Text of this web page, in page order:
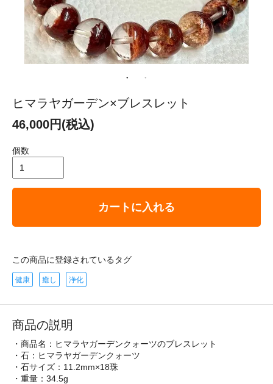
ヒマラヤガーデン×ブレスレット
46,000円(税込)
個数
カートに入れる
この商品に登録されているタグ
健康 癒し 浄化
商品の説明
・商品名：ヒマラヤガーデンクォーツのブレスレット
・石：ヒマラヤガーデンクォーツ
・石サイズ：11.2mm×18珠
・重量：34.5g